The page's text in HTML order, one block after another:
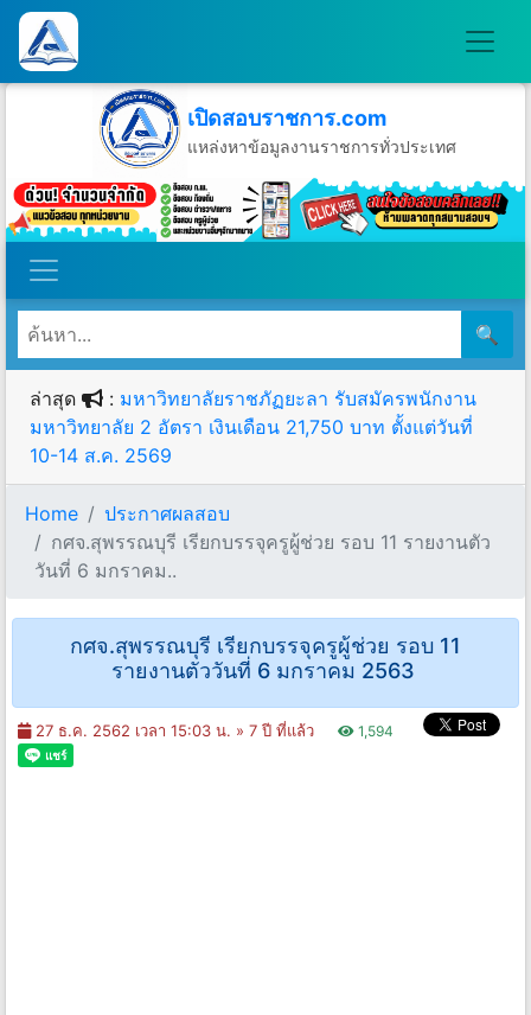
เปิดสอบราชการ.com
แหล่งหาข้อมูลงานราชการทั่วประเทศ
วันพฤหัสบดีที่ 6 เดือนสิงหาคม พ.ศ.2569
🔍
ล่าสุด : มหาวิทยาลัยราชภัฏยะลา รับสมัครพนักงาน
มหาวิทยาลัย 2 อัตรา เงินเดือน 21,750 บาท ตั้งแต่วันที่
10-14 ส.ค. 2569
Home
ประกาศผลสอบ
กศจ.สุพรรณบุรี​ เรียกบรรจุครูผู้ช่วย รอบ​ ​11 รายงานตัว
วันที่ 6 มกราคม..
กศจ.สุพรรณบุรี​ เรียกบรรจุครูผู้ช่วย รอบ​ ​11
รายงานตัววันที่ 6 มกราคม 2563
27 ธ.ค. 2562 เวลา 15:03 น. » 7 ปี ที่แล้ว 1,594